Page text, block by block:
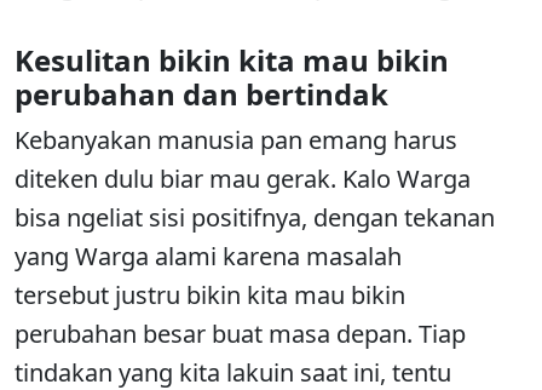
Kesulitan bikin kita mau bikin
perubahan dan bertindak
Kebanyakan manusia pan emang harus
diteken dulu biar mau gerak. Kalo Warga
bisa ngeliat sisi positifnya, dengan tekanan
yang Warga alami karena masalah
tersebut justru bikin kita mau bikin
perubahan besar buat masa depan. Tiap
tindakan yang kita lakuin saat ini, tentu